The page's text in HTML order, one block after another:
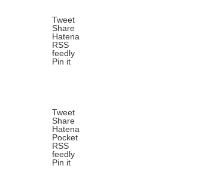
Tweet
Share
Hatena
RSS
feedly
Pin it
Tweet
Share
Hatena
Pocket
RSS
feedly
Pin it